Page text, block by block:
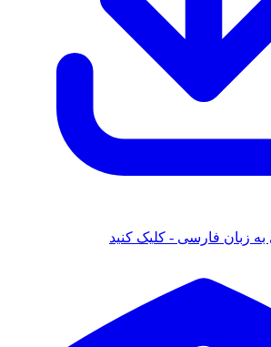
زبان فارسی - کلیک کنید